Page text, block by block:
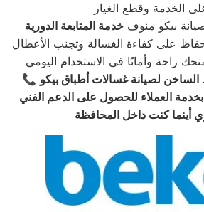
بيكو منوف خدمة المتابعة الدورية
على كفاءة الغسالة وتجنب الأعطال
📞 لصيانة غسالات أطباق بيكو
العملاء للحصول على الدعم الفني